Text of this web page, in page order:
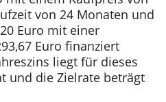
von 24 Monaten und
Euro mit einer
Euro finanziert
liegt für dieses
und die Zielrate beträgt